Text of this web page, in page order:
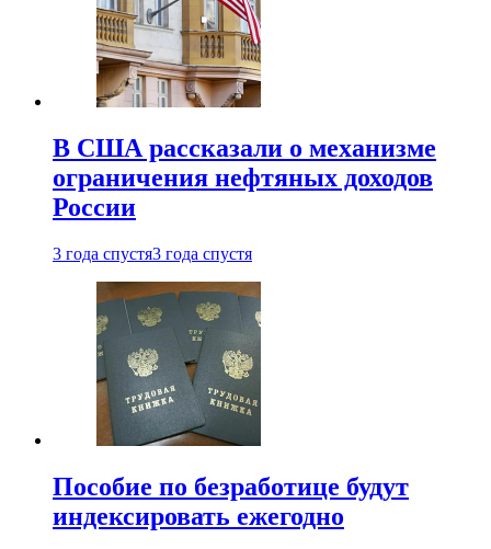
В США рассказали о механизме
ограничения нефтяных доходов
России
3 года спустя3 года спустя
Пособие по безработице будут
индексировать ежегодно